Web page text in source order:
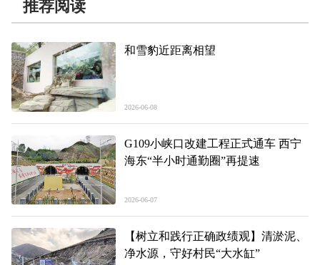
推荐阅读
和雪豹近距离相望
2026-06-08
G109小峡口改建工程正式通车 西宁
海东“半小时通勤圈”再提速
2026-06-07
【树立和践行正确政绩观】清淤泥、
净水源，守好村民“大水缸”